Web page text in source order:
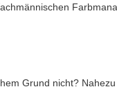
Grund nicht?